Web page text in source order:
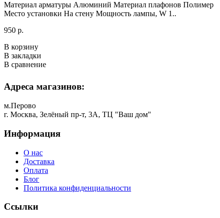
Материал арматуры Алюминий Материал плафонов Полимер
Место установки На стену Мощность лампы, W 1..
950 р.
В корзину
В закладки
В сравнение
Адреса магазинов:
м.Перово
г. Москва, Зелёный пр-т, 3А, ТЦ "Ваш дом"
Информация
О нас
Доставка
Оплата
Блог
Политика конфиденциальности
Ссылки